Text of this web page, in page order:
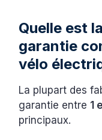
Quelle est
garantie
vélo
La plupart des
garantie entre 1
principaux.